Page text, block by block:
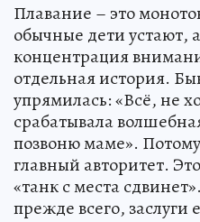
Плавание – это
обычные дети устают,
концентрация
отдельная история.
упрямилась: «Всё, не
срабатывала
позвоню маме».
главный авторитет.
«танк с места
прежде всего, заслуги